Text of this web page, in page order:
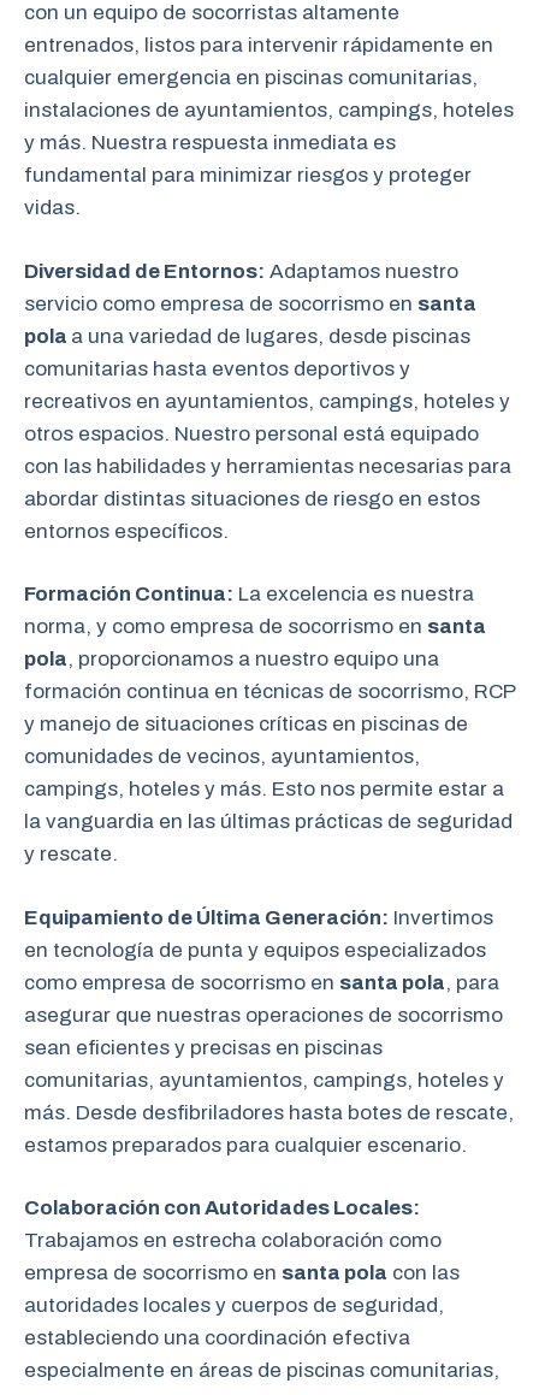
con un equipo de socorristas altamente
entrenados, listos para intervenir rápidamente en
cualquier emergencia en piscinas comunitarias,
instalaciones de ayuntamientos, campings, hoteles
y más. Nuestra respuesta inmediata es
fundamental para minimizar riesgos y proteger
vidas.
Diversidad de Entornos: Adaptamos nuestro
servicio como empresa de socorrismo en santa
pola a una variedad de lugares, desde piscinas
comunitarias hasta eventos deportivos y
recreativos en ayuntamientos, campings, hoteles y
otros espacios. Nuestro personal está equipado
con las habilidades y herramientas necesarias para
abordar distintas situaciones de riesgo en estos
entornos específicos.
Formación Continua: La excelencia es nuestra
norma, y como empresa de socorrismo en santa
pola, proporcionamos a nuestro equipo una
formación continua en técnicas de socorrismo, RCP
y manejo de situaciones críticas en piscinas de
comunidades de vecinos, ayuntamientos,
campings, hoteles y más. Esto nos permite estar a
la vanguardia en las últimas prácticas de seguridad
y rescate.
Equipamiento de Última Generación: Invertimos
en tecnología de punta y equipos especializados
como empresa de socorrismo en santa pola, para
asegurar que nuestras operaciones de socorrismo
sean eficientes y precisas en piscinas
comunitarias, ayuntamientos, campings, hoteles y
más. Desde desfibriladores hasta botes de rescate,
estamos preparados para cualquier escenario.
Colaboración con Autoridades Locales:
Trabajamos en estrecha colaboración como
empresa de socorrismo en santa pola con las
autoridades locales y cuerpos de seguridad,
estableciendo una coordinación efectiva
especialmente en áreas de piscinas comunitarias,